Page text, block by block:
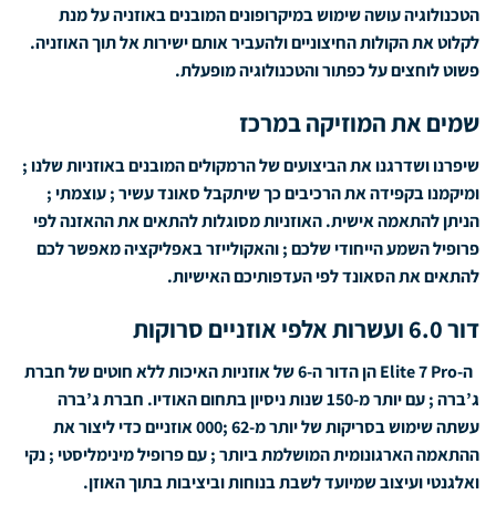
הטכנולוגיה עושה שימוש במיקרופונים המובנים באוזניה על מנת
לקלוט את הקולות החיצוניים ולהעביר אותם ישירות אל תוך האוזניה.
פשוט לוחצים על כפתור והטכנולוגיה מופעלת.
שמים את המוזיקה במרכז
שיפרנו ושדרגנו את הביצועים של הרמקולים המובנים באוזניות שלנו ;
ומיקמנו בקפידה את הרכיבים כך שיתקבל סאונד עשיר ; עוצמתי ;
הניתן להתאמה אישית. האוזניות מסוגלות להתאים את ההאזנה לפי
פרופיל השמע הייחודי שלכם ; והאקולייזר באפליקציה מאפשר לכם
להתאים את הסאונד לפי העדפותיכם האישיות.
דור 6.0 ועשרות אלפי אוזניים סרוקות
ה-Elite 7 Pro הן הדור ה-6 של אוזניות האיכות ללא חוטים של חברת
ג’ברה ; עם יותר מ-150 שנות ניסיון בתחום האודיו. חברת ג’ברה
עשתה שימוש בסריקות של יותר מ-62 ;000 אוזניים כדי ליצור את
ההתאמה הארגונומית המושלמת ביותר ; עם פרופיל מינימליסטי ; נקי
ואלגנטי ועיצוב שמיועד לשבת בנוחות וביציבות בתוך האוזן.